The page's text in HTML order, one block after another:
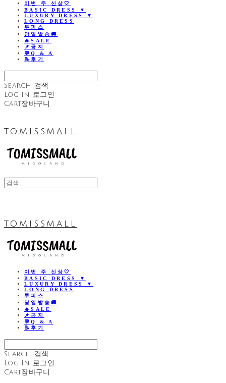
이번 주 신상🤍
BASIC DRESS ▼
LUXURY DRESS ▼
LONG DRESS
투피스
당일발송🚚
🔥SALE
📌공지
💬Q & A
📝후기
Search 검색
Log In 로그인
Cart장바구니
TOMISSMALL
TOMISSMALL
이번 주 신상🤍
BASIC DRESS ▼
LUXURY DRESS ▼
LONG DRESS
투피스
당일발송🚚
🔥SALE
📌공지
💬Q & A
📝후기
Search 검색
Log In 로그인
Cart장바구니